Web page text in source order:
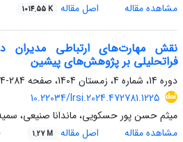
مشاهده مقاله
اصل مقاله 1014.55 K
نقش مهارت‌های ارتباطی مدیران
فراتحلیلی بر پژوهش‌های پیشین
دوره 14، شماره 4، زمستان 1404، صفحه
284-304
10.22034/lrsi.2024.472781.1225
میثم حسن پور حسکویی، ماندانا صنیعی، سمیه
مشاهده مقاله
اصل مقاله 1.27 M